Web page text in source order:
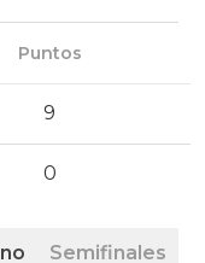
Puntos
9
0
Semifinales